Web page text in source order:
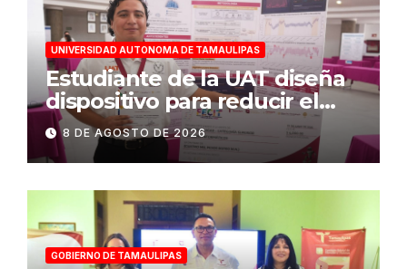
UNIVERSIDAD AUTONOMA DE TAMAULIPAS
Estudiante de la UAT diseña
dispositivo para reducir el
consumo eléctrico en
edificios
8 DE AGOSTO DE 2026
GOBIERNO DE TAMAULIPAS